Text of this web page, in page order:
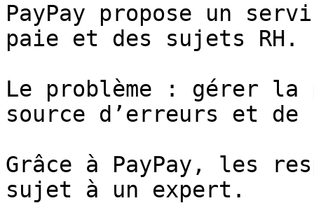
PayPay propose un
paie et des sujets RH.
Le problème : gérer la
source d’erreurs et
Grâce à PayPay, les
sujet à un expert.